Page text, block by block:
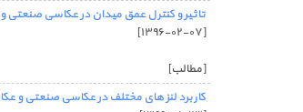
تاثیر و کنترل عمق میدان در عکاسی صنعتی
[۱۳۹۶-۰۲-۰۷]
[مطالب]
کاربرد لنز های مختلف در عکاسی صنعتی و